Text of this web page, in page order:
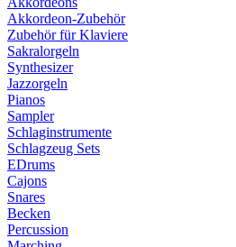
Akkordeon-Zubehör
Zubehör für Klaviere
Sakralorgeln
Synthesizer
Jazzorgeln
Pianos
Sampler
Schlaginstrumente
Schlagzeug Sets
EDrums
Cajons
Snares
Becken
Percussion